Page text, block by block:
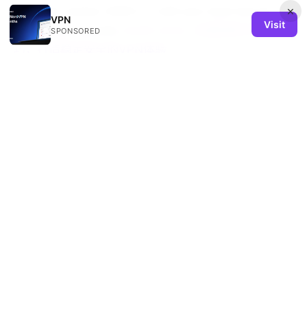
Nordvpn review 2026 is it still your best bet for
speed and security
Astrill china: 全面指南与实用技
巧，打造稳定安全的VPN体验
×
VPN
SPONSORED
Visit